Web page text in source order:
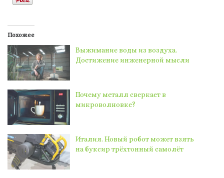
Похожее
Выжимание воды из воздуха.
Достижение инженерной мысли
Почему металл сверкает в
микроволновке?
Италия. Новый робот может взять
на буксир трёхтонный самолёт